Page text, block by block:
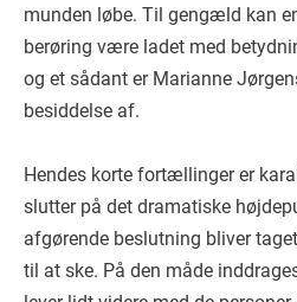
munden løbe. Til gengæld kan
berøring være ladet med
og et sådant er Marianne
besiddelse af.
Hendes korte fortællinger er
slutter på det dramatiske
afgørende beslutning bliver
til at ske. På den måde